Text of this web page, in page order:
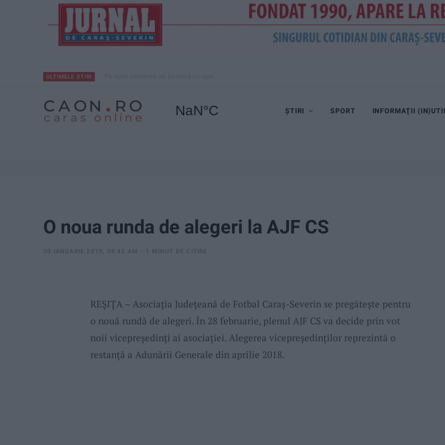
ULTIMELE ȘTIRI
ȘTIRI SPORT INFORMAŢII
O noua runda de alegeri la AJF CS
30 IANUARIE 2019, 09:43 AM 1 MINUT DE CITIRE
REȘIȚA – Asociația Județeană de Fotbal Caraș-Severin se pregătește pentru
o nouă rundă de alegeri. În 28 februarie, plenul AJF CS va decide prin vot
noii vicepreședinți ai asociației. Alegerea vicepreședinților reprezintă o
restanță a Adunării Generale din aprilie 2018.